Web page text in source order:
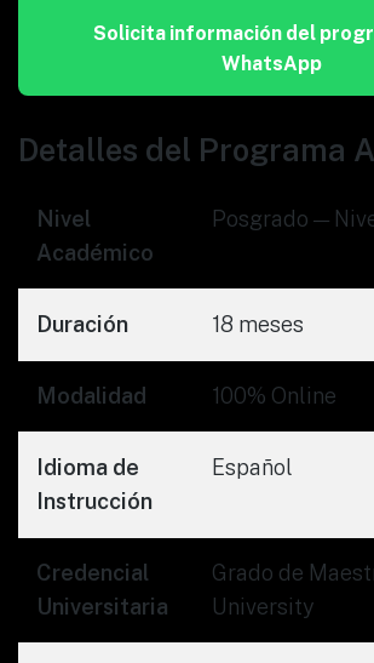
Solicita información del
WhatsApp
Detalles del Programa
Nivel
Académico
Posgrado —
Duración 18 meses
Modalidad 100% Online
Idioma de
Instrucción
Español
Credencial
Universitaria
Grado de
University